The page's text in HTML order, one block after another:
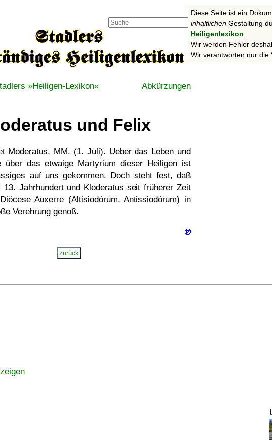
Suchen
»Heiligen-Lexikon« Abkürzungen
und Felix
Moderatus, MM. (1. Juli). Ueber das Leben und
über das etwaige Martyrium dieser Heiligen ist
auf uns gekommen. Doch steht fest, daß
13. Jahrhundert und Kloderatus seit früherer Zeit
Auxerre (Altisiodórum, Antissiodórum) in
Verehrung genoß.
Diese Seite ist ein
inhaltlichen Gestaltung
Heiligenlexikon
Wir werden Fehler
Wir verantworten nur die